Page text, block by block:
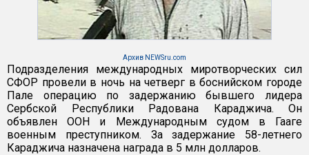
Архив NEWSru.com
Подразделения международных миротворческих сил
СФОР провели в ночь на четверг в боснийском городе
Пале операцию по задержанию бывшего лидера
Сербской Республики Радована Караджича. Он
объявлен ООН и Международным судом в Гааге
военным преступником. За задержание 58-летнего
Караджича назначена награда в 5 млн долларов.